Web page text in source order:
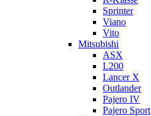
Sprinter
Viano
Vito
Mitsubishi
ASX
L200
Lancer X
Outlander
Pajero IV
Pajero Sport